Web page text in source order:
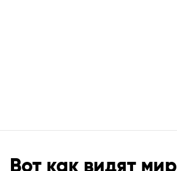
Вот как видят мир